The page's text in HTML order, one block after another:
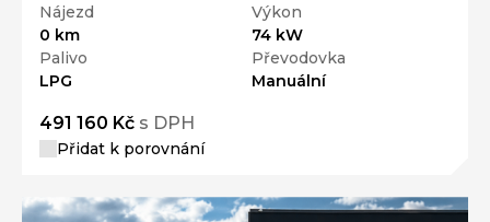
Nájezd
0 km
Výkon
74 kW
Palivo
LPG
Převodovka
Manuální
491 160 Kč s DPH
Přidat k porovnání